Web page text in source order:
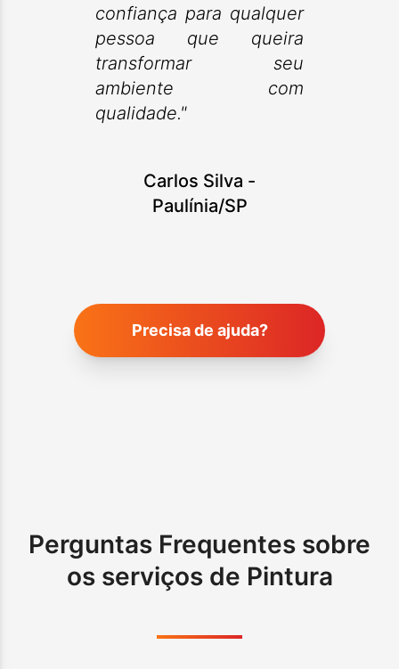
confiança para qualquer
pessoa que queira
transformar seu
ambiente com
qualidade."
Carlos Silva -
Paulínia/SP
Precisa de ajuda?
Perguntas Frequentes sobre
os serviços de Pintura